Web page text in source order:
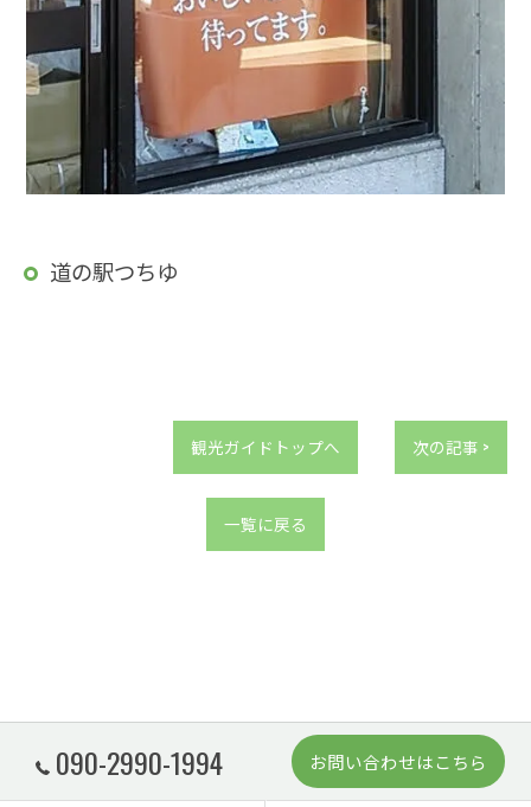
道の駅つちゆ
観光ガイドトップへ 次の記事 >
一覧に戻る
090-2990-1994 お問い合わせはこちら